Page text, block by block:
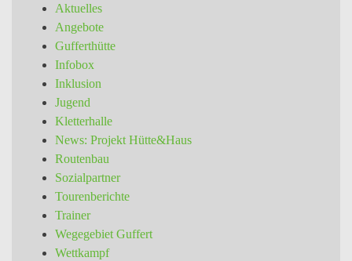
Aktuelles
Angebote
Gufferthütte
Infobox
Inklusion
Jugend
Kletterhalle
News: Projekt Hütte&Haus
Routenbau
Sozialpartner
Tourenberichte
Trainer
Wegegebiet Guffert
Wettkampf